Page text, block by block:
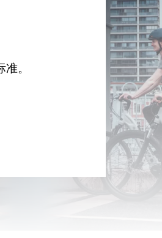
。